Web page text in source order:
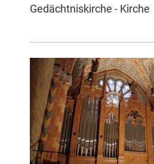
Gedächtniskirche - Kirche